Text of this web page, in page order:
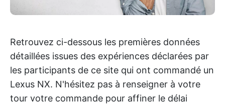
Retrouvez ci-dessous les premières données
détaillées issues des expériences déclarées par
les participants de ce site qui ont commandé un
Lexus NX. N'hésitez pas à renseigner à votre
tour votre commande pour affiner le délai